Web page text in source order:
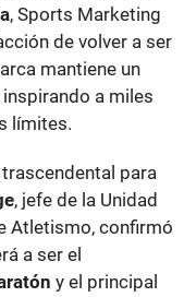
, Sports Marketing
de volver a ser
mantiene un
a miles
límites.
para
, jefe de la Unidad
Atletismo, confirmó
a ser el
y el principal